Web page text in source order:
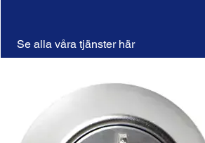
Se alla våra tjänster här